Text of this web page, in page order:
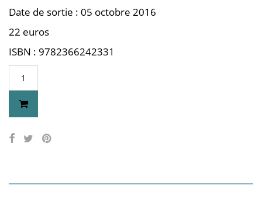
Date de sortie : 05 octobre 2016
22 euros
ISBN : 9782366242331